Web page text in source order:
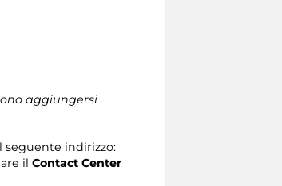
aggiungersi
seguente indirizzo:
il Contact Center